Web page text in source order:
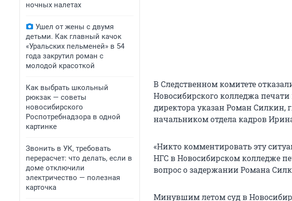
ночных налетах
Ушел от жены с двумя
детьми. Как главный качок
«Уральских пельменей» в 54
года закрутил роман с
молодой красоткой
Как выбрать школьный
рюкзак — советы
новосибирского
Роспотребнадзора в одной
картинке
Звонить в УК, требовать
перерасчет: что делать, если в
доме отключили
электричество — полезная
карточка
В Следственном комитете
Новосибирского колледжа
директора указан Роман Силкин,
начальником отдела кадров
«Никто комментировать эту
НГС в Новосибирском колледже
вопрос о задержании Романа
Минувшим летом суд в